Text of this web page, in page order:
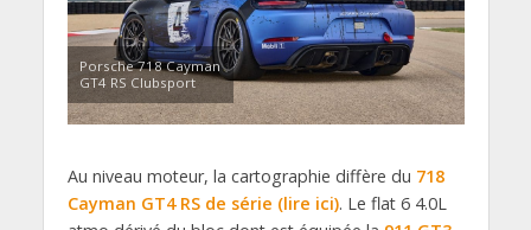
Porsche 718 Cayman
GT4 RS Clubsport
Au niveau moteur, la cartographie diffère du 718
Cayman GT4 RS de série (lire ici). Le flat 6 4.0L